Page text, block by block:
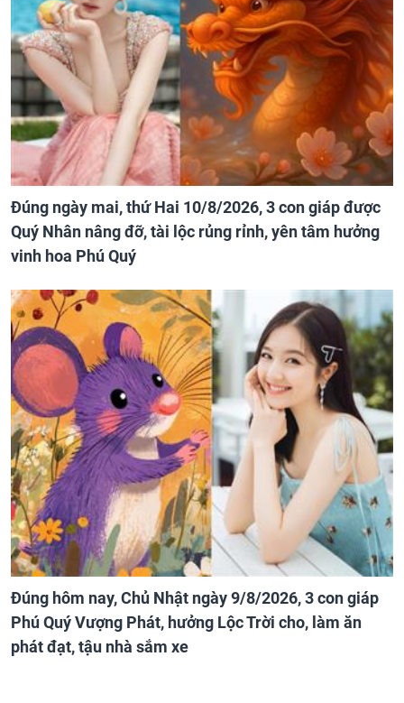
Đúng ngày mai, thứ Hai 10/8/2026, 3 con giáp được
Quý Nhân nâng đỡ, tài lộc rủng rỉnh, yên tâm hưởng
vinh hoa Phú Quý
Đúng hôm nay, Chủ Nhật ngày 9/8/2026, 3 con giáp
Phú Quý Vượng Phát, hưởng Lộc Trời cho, làm ăn
phát đạt, tậu nhà sắm xe